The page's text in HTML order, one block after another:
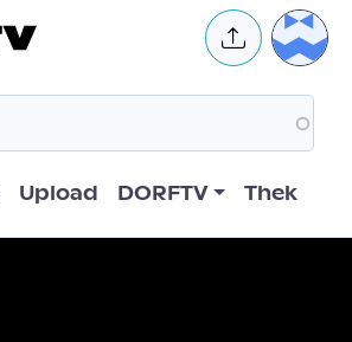
User
Upload DORFTV Thek